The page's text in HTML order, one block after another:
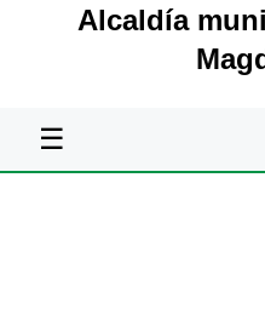
Alcaldía
☰